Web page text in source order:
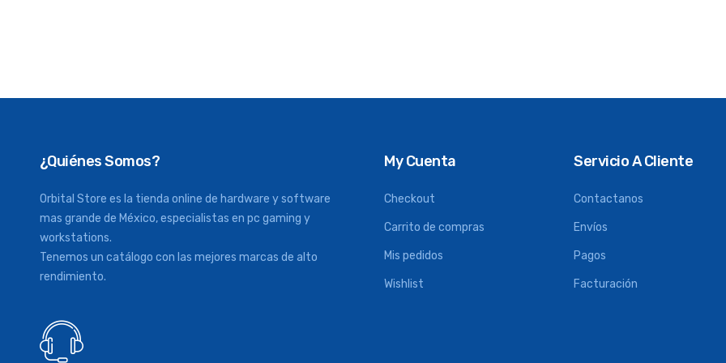
¿Quiénes Somos?
Orbital Store es la tienda online de hardware y software
mas grande de México, especialistas en pc gaming y
workstations.
Tenemos un catálogo con las mejores marcas de alto
rendimiento.
My Cuenta
Checkout
Carrito de compras
Mis pedidos
Wishlist
Servicio A Cliente
Contactanos
Envíos
Pagos
Facturación